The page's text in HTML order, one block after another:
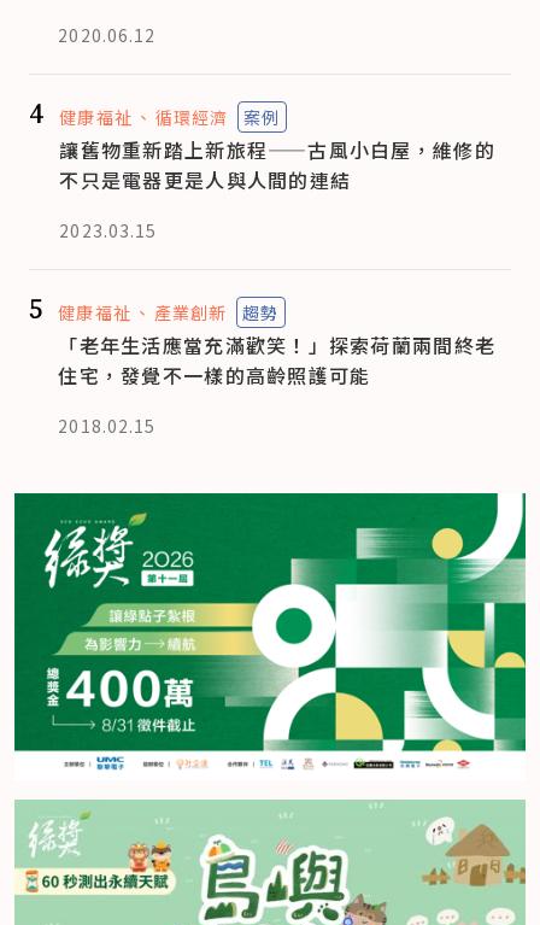
2020.06.12
4 健康福祉 循環經濟 案例
讓舊物重新踏上新旅程——古風小白屋，維修的
不只是電器更是人與人間的連結
2023.03.15
5 健康福祉 產業創新 趨勢
「老年生活應當充滿歡笑！」探索荷蘭兩間終老
住宅，發覺不一樣的高齡照護可能
2018.02.15